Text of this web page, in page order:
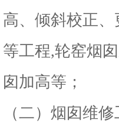
高、倾斜校正
等工程,轮窑烟
囱加高等；
（二）烟囱维